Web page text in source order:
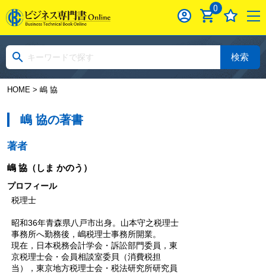
0
検索
HOME> 嶋 協
嶋 協の著書
著者
嶋 協（しま かのう）
プロフィール
税理士
昭和36年青森県八戸市出身。山本守之税理士
事務所へ勤務後，嶋税理士事務所開業。
現在，日本税務会計学会・訴訟部門委員，東
京税理士会・会員相談室委貝（消費税担
当），東京地方税理士会・税法研究所研究員